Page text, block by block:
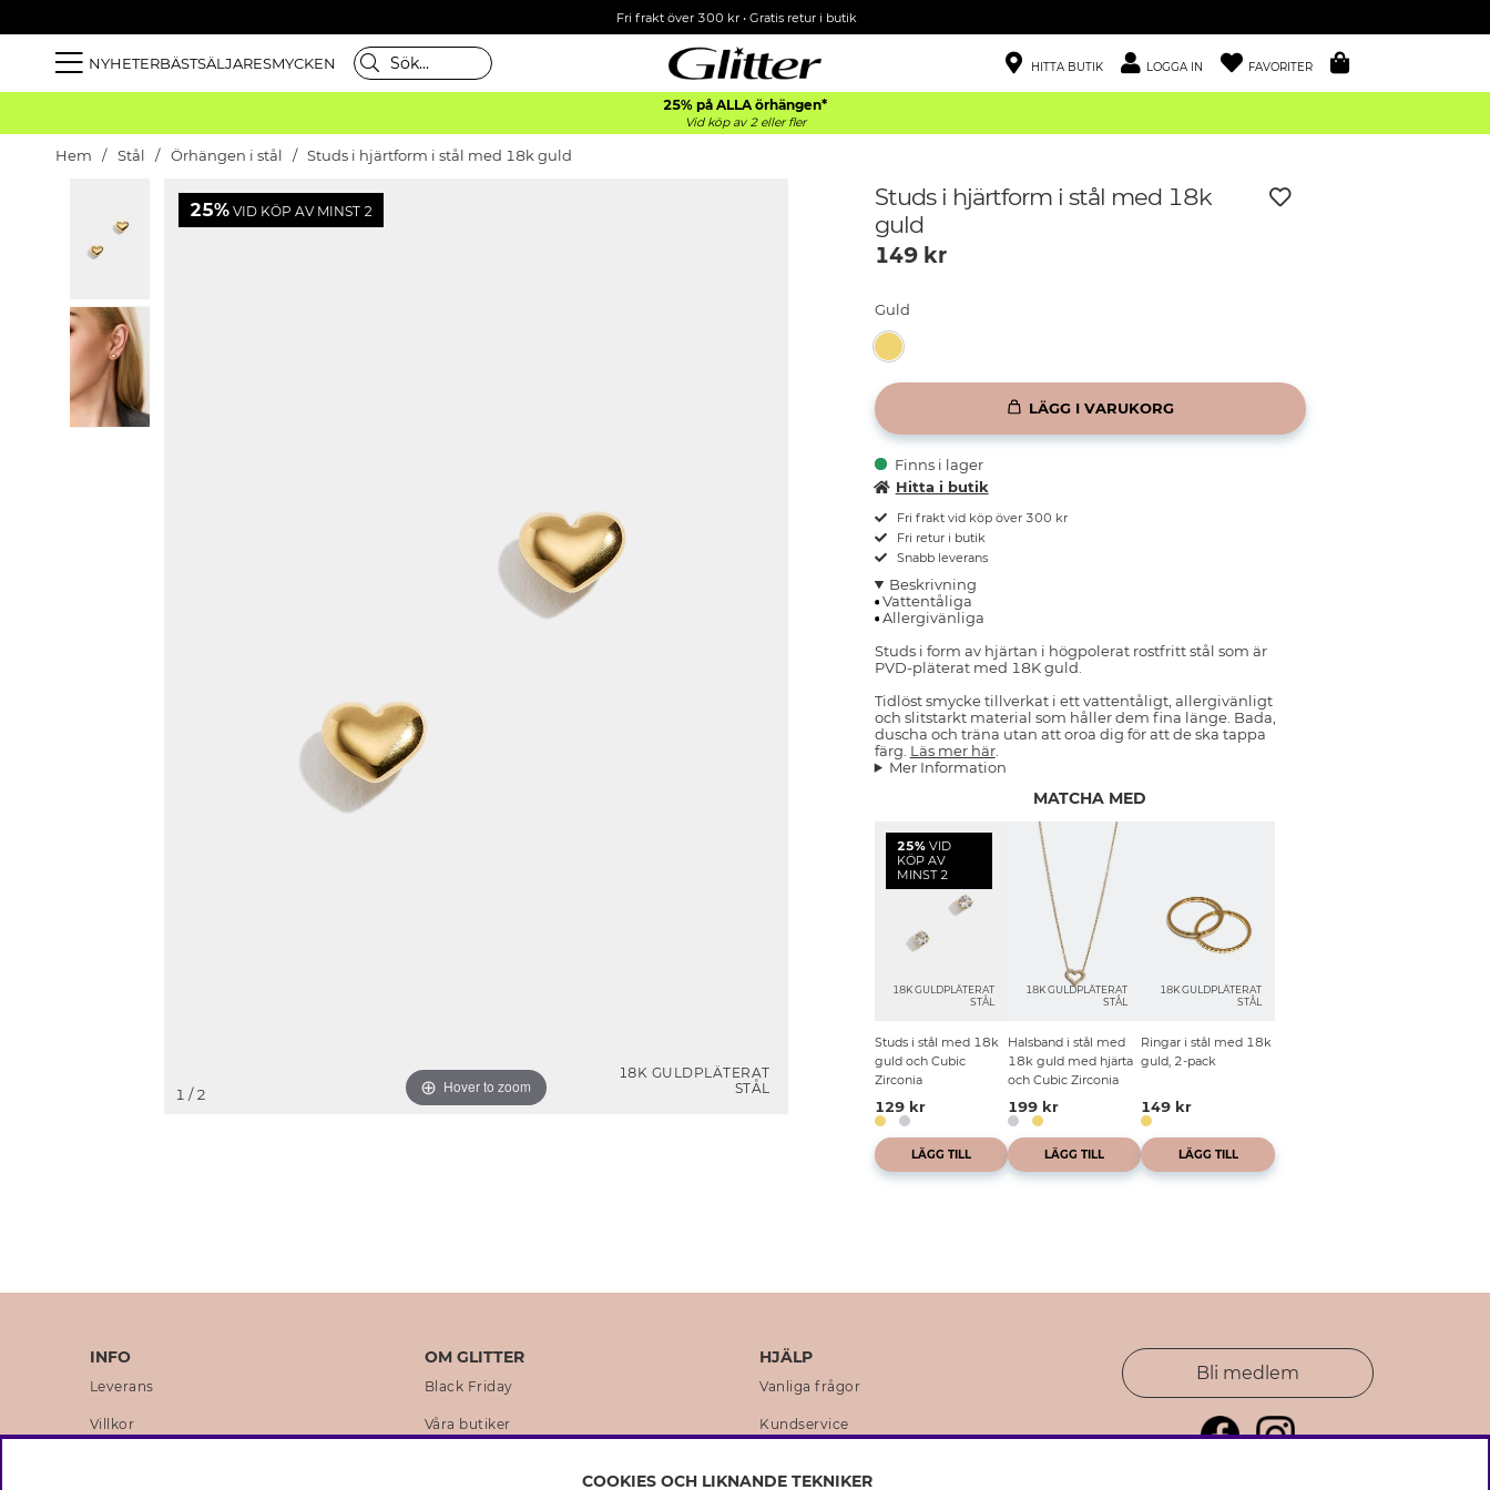
Fri frakt över 300 kr• Gratis retur i butik
NYHETERBÄSTSÄLJARESMYCKEN HITTA BUTIK LOGGA IN FAVORITER
25% på ALLA örhängen*
Vid köp av 2 eller fler
Hem Stål Örhängen i stål Studs i hjärtform i stål med 18k guld
25% VID KÖP AV MINST 2
18K GULDPLÄTERAT
STÅL
Hover to zoom
1 / 2
Studs i hjärtform i stål med 18k
guld
149kr
Guld
LÄGG I VARUKORG
Finns i lager
Hitta i butik
Fri frakt vid köp över 300 kr
Fri retur i butik
Snabb leverans
Beskrivning
Vattentåliga
Allergivänliga
Studs i form av hjärtan i högpolerat rostfritt stål som är
PVD-pläterat med 18K guld.
Tidlöst smycke tillverkat i ett vattentåligt, allergivänligt
och slitstarkt material som håller dem fina länge. Bada,
duscha och träna utan att oroa dig för att de ska tappa
färg. Läs mer här.
Mer Information
MATCHA MED
25%VID
KÖP AV
MINST 2
18K GULDPLÄTERAT
STÅL
Studs i stål med 18k
guld och Cubic
Zirconia
129 kr
LÄGG TILL
18K GULDPLÄTERAT
STÅL
Halsband i stål med
18k guld med hjärta
och Cubic Zirconia
199 kr
LÄGG TILL
18K GULDPLÄTERAT
STÅL
Ringar i stål med 18k
guld, 2-pack
149 kr
LÄGG TILL
INFO
Leverans
Villkor
OM GLITTER
Black Friday
Våra butiker
HJÄLP
Vanliga frågor
Kundservice
Bli medlem
COOKIES OCH LIKNANDE TEKNIKER